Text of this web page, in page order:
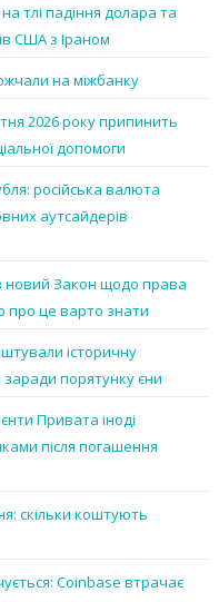
тлі падіння долара та
США з Іраном
на міжбанку
2026 року припинить
допомоги
російська валюта
аутсайдерів
новий Закон щодо права
про це варто знати
історичну
порятунку єни
Привата іноді
після погашення
скільки коштують
Coinbase втрачає